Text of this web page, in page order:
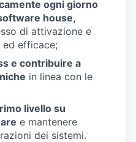
ogni giorno
house,
di attivazione e
ed efficace;
e contribuire a
in linea con le
livello su
e mantenere
dei sistemi.